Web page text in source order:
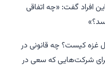
افراد گفت: «چه اتفاقی
غزه کیست؟ چه قانونی در
شرکت‌هایی که سعی در